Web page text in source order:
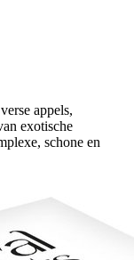
appels,
exotische
schone en